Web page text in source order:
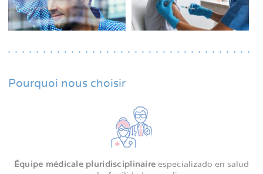
Pourquoi nous choisir
Équipe médicale pluridisciplinaire especializado en salud